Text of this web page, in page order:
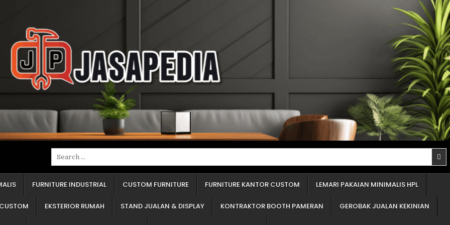
FURNITURE INDUSTRIAL CUSTOM FURNITURE FURNITURE KANTOR CUSTOM LEMARI PAKAIAN MINIMALIS HPL
EKSTERIOR RUMAH STAND JUALAN & DISPLAY KONTRAKTOR BOOTH PAMERAN GEROBAK JUALAN KEKINIAN